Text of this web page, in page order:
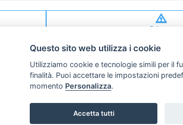
Privacy
STA Sunny Travel Agency
Questo sito web utilizza i cookie
Utilizziamo cookie e tecnologie simili per il
finalità. Puoi accettare le impostazioni
momento Personalizza.
Accetta tutti